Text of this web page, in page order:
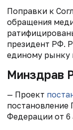
Поправки к
обращения
президент РФ.
единому рынку
Минздрав
— Проект
постановление
Федерации от 6